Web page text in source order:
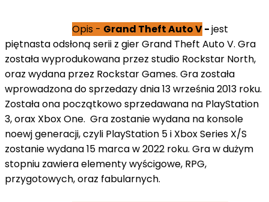
Opis - Grand Theft Auto V-jest
piętnasta odsłoną serii z gier Grand Theft Auto V. Gra
została wyprodukowana przez studio Rockstar North,
oraz wydana przez Rockstar Games. Gra została
wprowadzona do sprzedazy dnia 13 września 2013 roku.
Została ona początkowo sprzedawana na PlayStation
3, orax Xbox One. Gra zostanie wydana na konsole
noewj generacji, czyli PlayStation 5 i Xbox Series X/S
zostanie wydana 15 marca w 2022 roku. Gra w dużym
stopniu zawiera elementy wyścigowe, RPG,
przygotowych, oraz fabularnych.